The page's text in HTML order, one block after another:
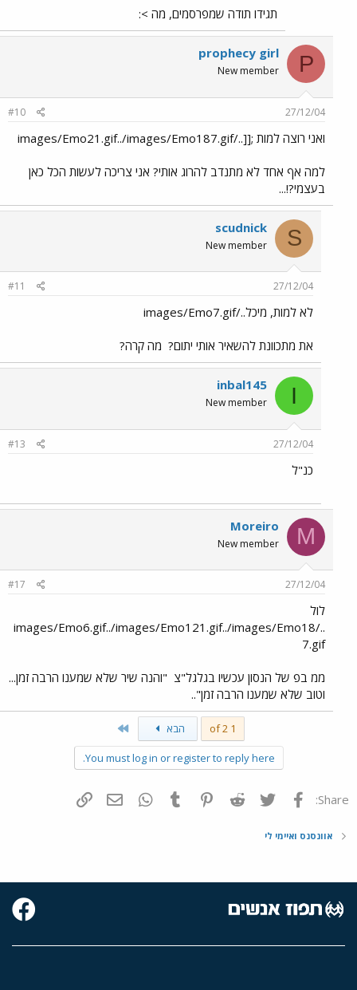
תגידו תודה שמפרסמים, מה >:
P
prophecy girl
New member
27/12/04
#10
ואני רוצה למות ;[[../images/Emo21.gif../images/Emo187.gif
למה אף אחד לא מתנדב להרוג אותי? אני צריכה לעשות הכל כאן
בעצמי?!...
S
scudnick
New member
27/12/04
#11
לא למות, מיכל../images/Emo7.gif
את מתכוונת להשאיר אותי יתום? מה קרה?
I
inbal145
New member
27/12/04
#13
כנ"ל
M
Moreiro
New member
27/12/04
#17
לול
../images/Emo6.gif../images/Emo121.gif../images/Emo18
7.gif
ממ בפ של הנסון עכשיו בגלגל"צ "והנה שיר שלא שמענו הרבה זמן...
וטוב שלא שמענו הרבה זמן"..
1 of 2 הבא
You must log in or register to reply here.
Share: פייסבוק Twitter
Reddit
Pinterest
Tumblr
WhatsAppדואר אלקטרוני
אוונסנס ואיימי לי